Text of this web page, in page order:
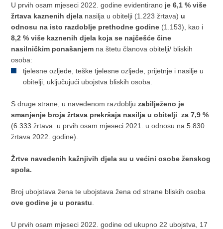
U prvih osam mjeseci 2022. godine evidentirano je 6,1 % više
žrtava kaznenih djela nasilja u obitelji (1.223 žrtava)u
odnosu na isto razdoblje prethodne godine (1.153), kao i
8,2 % više kaznenih djela koja se najčešće čine
nasilničkim ponašanjem na štetu članova obitelji/ bliskih
osoba:
tjelesne ozljede, teške tjelesne ozljede, prijetnje i nasilje u
obitelji, uključujući ubojstva bliskih osoba.
S druge strane, u navedenom razdobljuzabilježeno je
smanjenje broja žrtava prekršaja nasilja u obitelji za 7,9 %
(6.333 žrtava u prvih osam mjeseci 2021. u odnosu na 5.830
žrtava 2022. godine).
Žrtve navedenih kažnjivih djela su u većini osobe ženskog
spola.
Broj ubojstava žena te ubojstava žena od strane bliskih osoba
ove godine je u porastu
U prvih osam mjeseci 2022. godine od ukupno 22 ubojstva, 17